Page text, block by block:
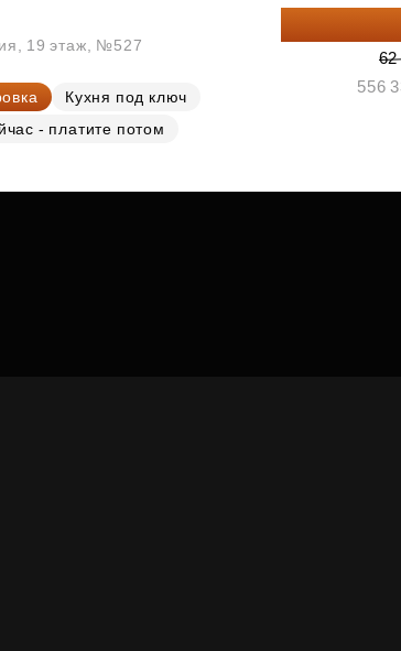
19 этаж, №527
Кухня под ключ
- платите потом
556